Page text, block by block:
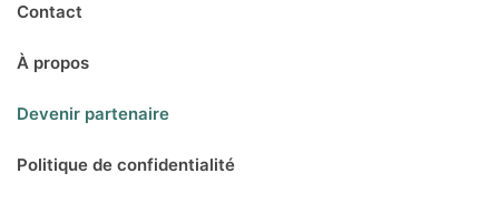
Contact
À propos
Devenir partenaire
Politique de confidentialité